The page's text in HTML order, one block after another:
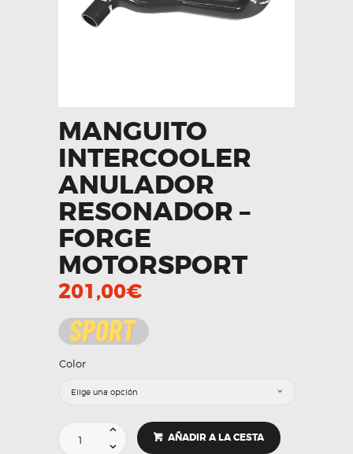
MANGUITO
INTERCOOLER
ANULADOR
RESONADOR –
FORGE
MOTORSPORT
201,00€
Color
Manguito
Intercooler
AÑADIR A LA CESTA